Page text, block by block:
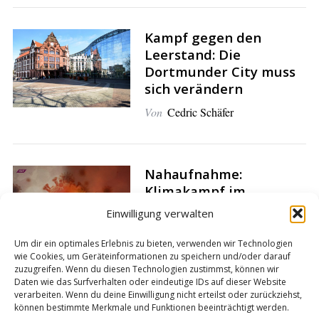
Einwilligung verwalten
Um dir ein optimales Erlebnis zu bieten, verwenden wir Technologien
wie Cookies, um Geräteinformationen zu speichern und/oder darauf
zuzugreifen. Wenn du diesen Technologien zustimmst, können wir
Daten wie das Surfverhalten oder eindeutige IDs auf dieser Website
verarbeiten. Wenn du deine Einwilligung nicht erteilst oder zurückziehst,
können bestimmte Merkmale und Funktionen beeinträchtigt werden.
Kampf gegen den
Leerstand: Die
Dortmunder City muss
sich verändern
Von Cedric Schäfer
Nahaufnahme:
Klimakampf im
Schatten von Corona
S